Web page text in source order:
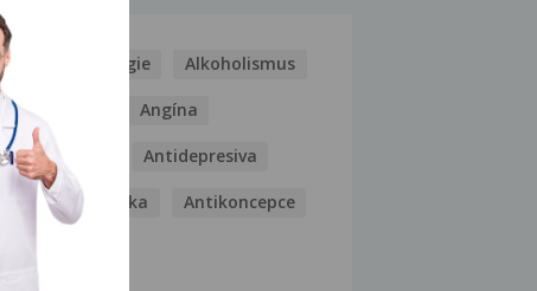
Alergie Alkoholismus
Analgetika Angína
Antibiotika Antidepresiva
Antihistaminika Antikoncepce